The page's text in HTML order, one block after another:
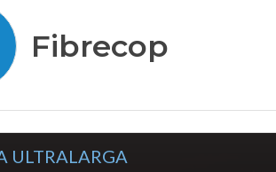
Fibrecop
ULTRALARGA